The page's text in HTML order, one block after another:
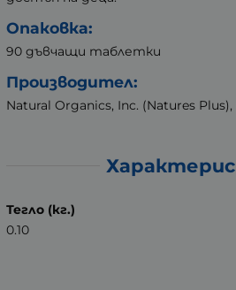
Опаковка:
90 дъвчащи таблетки
Производител:
Natural Organics, Inc. (Natures
Тегло (кг.)
0.10